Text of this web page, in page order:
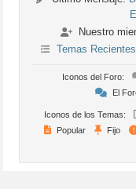
Nuestro
Temas Recientes
Iconos del Foro:
El
Iconos de los Temas:
Popular
Fijo